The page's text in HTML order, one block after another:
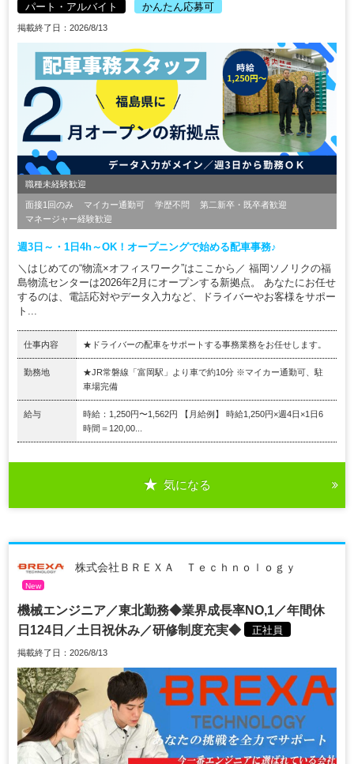
パート・アルバイト かんたん応募可
掲載終了日：2026/8/13
職種未経験歓迎
面接1回のみ マイカー通勤可 学歴不問
第二新卒・既卒者歓迎
マネージャー経験歓迎
週3日～・1日4h～OK！オープニングで始める配車事務♪
＼はじめての“物流×オフィスワーク”はここから／ 福岡ソノリクの福
島物流センターは2026年2月にオープンする新拠点。 あなたにお任せ
するのは、電話応対やデータ入力など、ドライバーやお客様をサポー
ト...
仕事内容 ★ドライバーの配車をサポートする事務業務をお任せします。
勤務地
★JR常磐線「富岡駅」より車で約10分 ※マイカー通勤可、駐
車場完備
給与
時給：1,250円〜1,562円 【月給例】 時給1,250円×週4日×1日6
時間＝120,00...
気になる
株式会社ＢＲＥＸＡ Ｔｅｃｈｎｏｌｏｇｙ
New
機械エンジニア／東北勤務◆業界成長率NO,1／年間休
日124日／土日祝休み／研修制度充実◆
正社員
掲載終了日：2026/8/13